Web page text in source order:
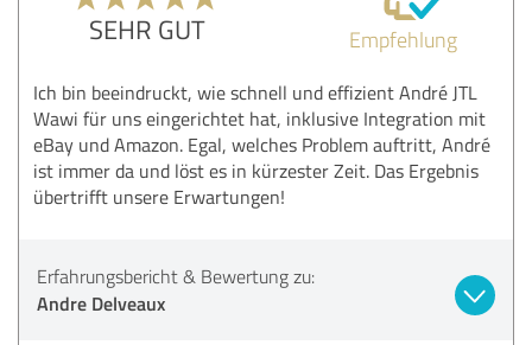
SEHR GUT Empfehlung
Ich bin beeindruckt, wie schnell und effizient André JTL
Wawi für uns eingerichtet hat, inklusive Integration mit
eBay und Amazon. Egal, welches Problem auftritt, André
ist immer da und löst es in kürzester Zeit. Das Ergebnis
übertrifft unsere Erwartungen!
Erfahrungsbericht & Bewertung zu:
Andre Delveaux